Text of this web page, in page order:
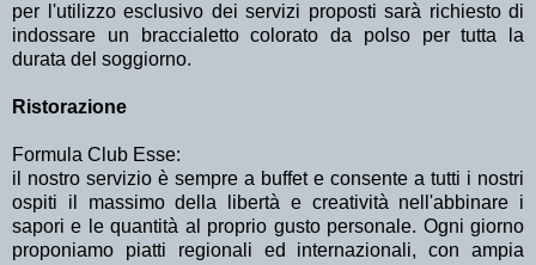
per l'utilizzo esclusivo dei servizi proposti sarà richiesto di
indossare un braccialetto colorato da polso per tutta la
durata del soggiorno.
Ristorazione
Formula Club Esse:
il nostro servizio è sempre a buffet e consente a tutti i nostri
ospiti il massimo della libertà e creatività nell'abbinare i
sapori e le quantità al proprio gusto personale. Ogni giorno
proponiamo piatti regionali ed internazionali, con ampia